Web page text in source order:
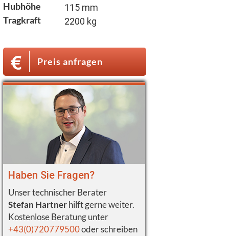
Hubhöhe 115 mm
Tragkraft 2200 kg
Preis anfragen
Haben Sie Fragen?
Unser technischer Berater
Stefan Hartnerhilft gerne weiter.
Kostenlose Beratung unter
+43(0)720779500oder schreiben